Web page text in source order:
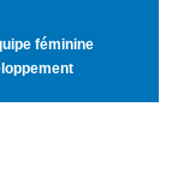
féminine